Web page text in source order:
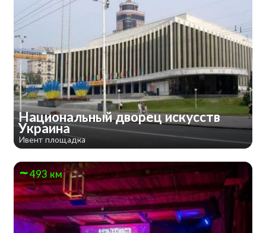
Национальный дворец искусств
Украина
Ивент площадка
493 км